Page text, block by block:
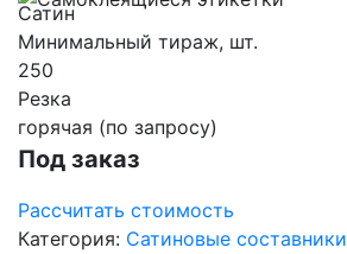
Сатин
Минимальный тираж, шт.
250
Резка
горячая (по запросу)
Под заказ
Рассчитать стоимость
Категория: Сатиновые составники